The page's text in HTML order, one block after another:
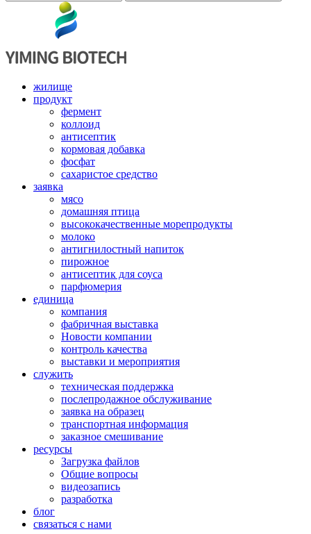
жилище
продукт
фермент
коллоид
антисептик
кормовая добавка
фосфат
сахаристое средство
заявка
мясо
домашняя птица
высококачественные морепродукты
молоко
антигнилостный напиток
пирожное
антисептик для соуса
парфюмерия
единица
компания
фабричная выставка
Новости компании
контроль качества
выставки и мероприятия
служить
техническая поддержка
послепродажное обслуживание
заявка на образец
транспортная информация
заказное смешивание
ресурсы
Загрузка файлов
Общие вопросы
видеозапись
разработка
блог
связаться с нами